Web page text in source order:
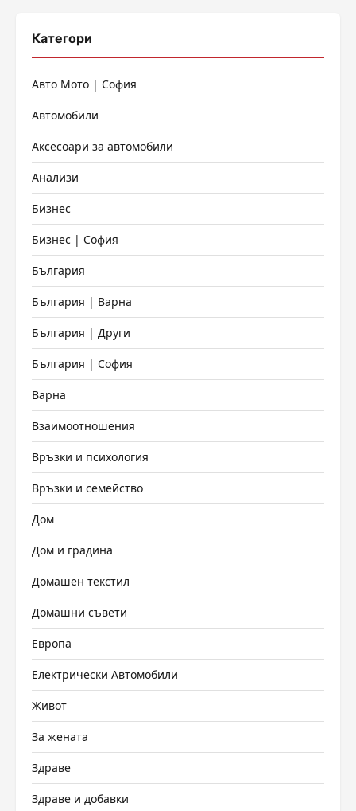
Категори
Авто Мото | София
Автомобили
Аксесоари за автомобили
Анализи
Бизнес
Бизнес | София
България
България | Варна
България | Други
България | София
Варна
Взаимоотношения
Връзки и психология
Връзки и семейство
Дом
Дом и градина
Домашен текстил
Домашни съвети
Европа
Електрически Автомобили
Живот
За жената
Здраве
Здраве и добавки